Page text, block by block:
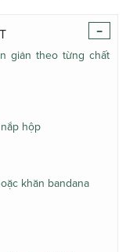
-
giản theo từng chất
hộp
khăn bandana